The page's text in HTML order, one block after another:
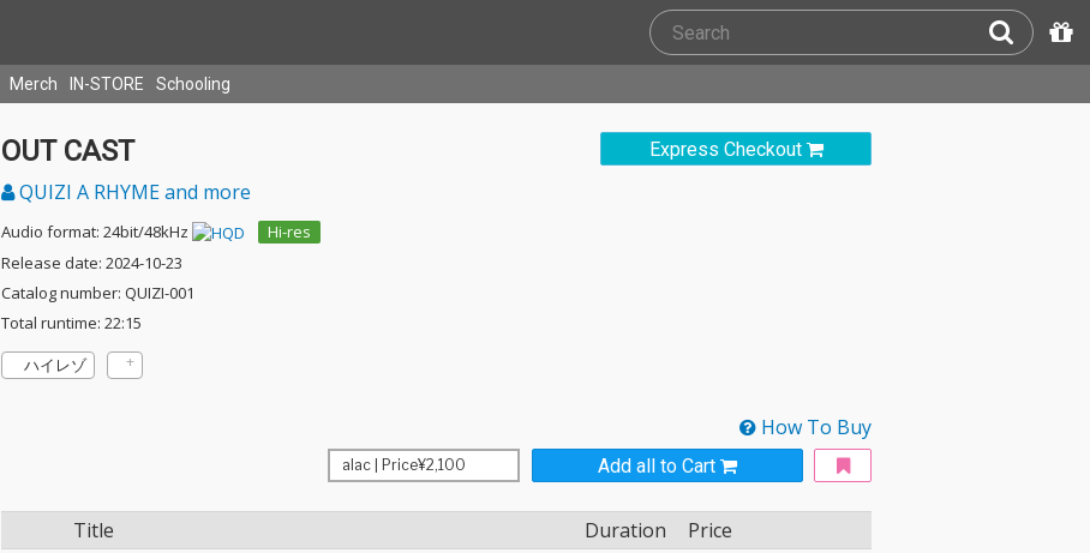
Merch IN-STORE Schooling
Express Checkout
OUT CAST
QUIZI A RHYME and more
Audio format: 24bit/48kHz
Hi-res
Release date: 2024-10-23
Catalog number: QUIZI-001
Total runtime: 22:15
ハイレゾ
How To Buy
Add all to Cart
Title Duration Price